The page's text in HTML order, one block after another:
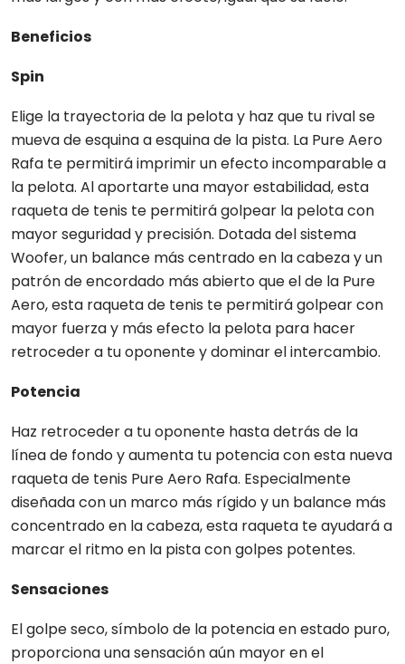
Beneficios
Spin
Elige la trayectoria de la pelota y haz que tu rival se
mueva de esquina a esquina de la pista. La Pure Aero
Rafa te permitirá imprimir un efecto incomparable a
la pelota. Al aportarte una mayor estabilidad, esta
raqueta de tenis te permitirá golpear la pelota con
mayor seguridad y precisión. Dotada del sistema
Woofer, un balance más centrado en la cabeza y un
patrón de encordado más abierto que el de la Pure
Aero, esta raqueta de tenis te permitirá golpear con
mayor fuerza y más efecto la pelota para hacer
retroceder a tu oponente y dominar el intercambio.
Potencia
Haz retroceder a tu oponente hasta detrás de la
línea de fondo y aumenta tu potencia con esta nueva
raqueta de tenis Pure Aero Rafa. Especialmente
diseñada con un marco más rígido y un balance más
concentrado en la cabeza, esta raqueta te ayudará a
marcar el ritmo en la pista con golpes potentes.
Sensaciones
El golpe seco, símbolo de la potencia en estado puro,
proporciona una sensación aún mayor en el